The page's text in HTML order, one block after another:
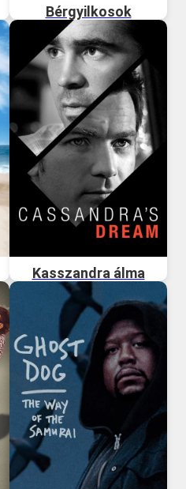
Bérgyilkosok
Kasszandra álma